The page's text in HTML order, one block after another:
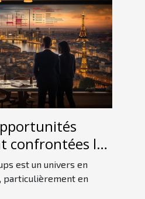
confrontées les
sur le
est un univers en
particulièrement en